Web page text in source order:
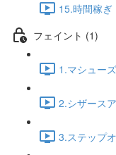
15.時間稼
フェイント (1)
1.マシュー
2.シザース
3.ステップ